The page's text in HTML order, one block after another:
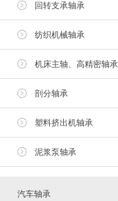
回转支承轴承
纺织机械轴承
机床主轴、高精密轴承
剖分轴承
塑料挤出机轴承
泥浆泵轴承
汽车轴承